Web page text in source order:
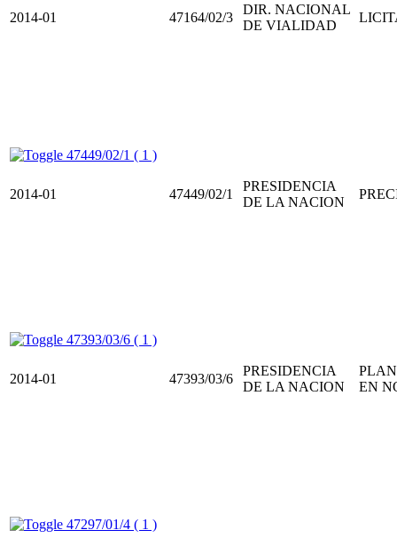
2014-01 47164/02/3
DIR. NACIONAL
DE VIALIDAD
47449/02/1 ( 1 )
2014-01 47449/02/1
PRESIDENCIA
DE LA NACION
47393/03/6 ( 1 )
2014-01 47393/03/6
PRESIDENCIA
DE LA NACION
EN
47297/01/4 ( 1 )